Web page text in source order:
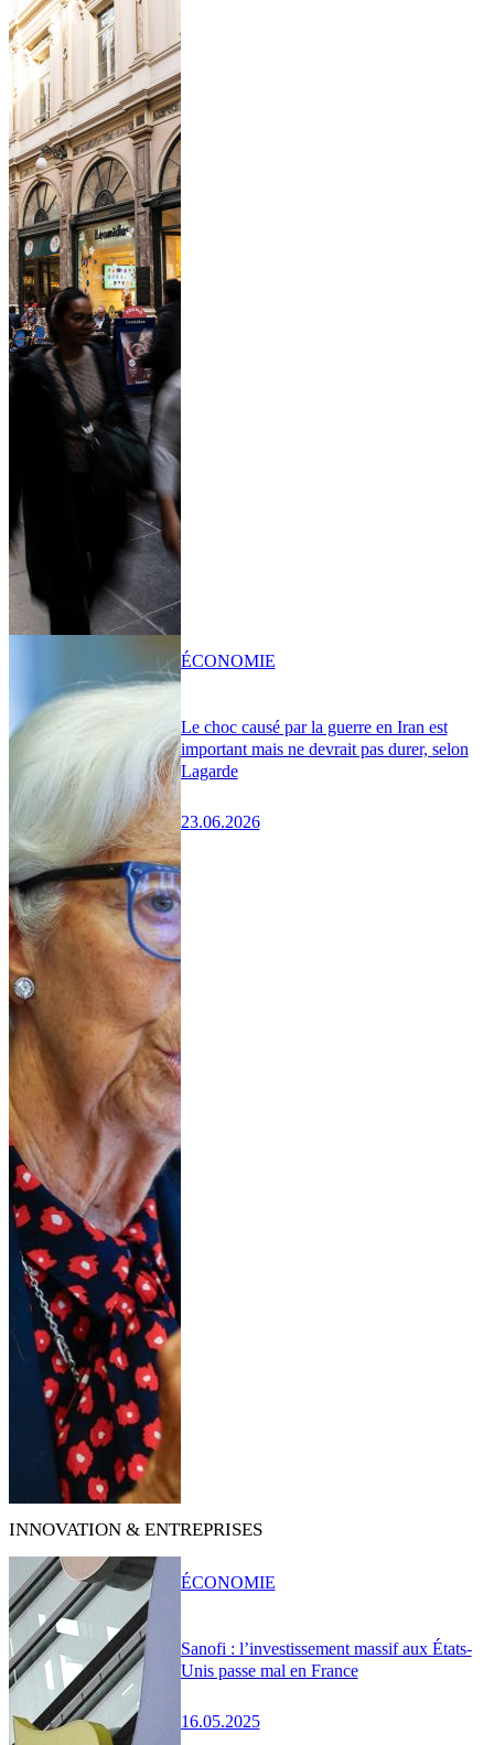
Le choc causé par la guerre en Iran est
important mais ne devrait pas durer, selon
Lagarde
23.06.2026
ÉCONOMIE
INNOVATION & ENTREPRISES
Sanofi : l’investissement massif aux États-
Unis passe mal en France
16.05.2025
ÉCONOMIE